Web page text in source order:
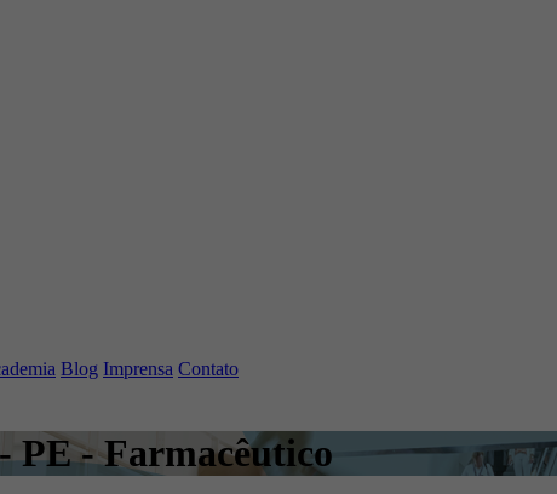
Blog Imprensa Contato
PE - Farmacêutico